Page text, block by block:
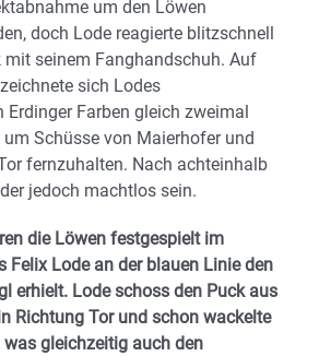
um den Löwen
doch Lode reagierte blitzschnell
mit seinem Fanghandschuh. Auf
sich Lodes
Farben gleich zweimal
um Schüsse von Maierhofer und
fernzuhalten. Nach achteinhalb
jedoch machtlos sein.
die Löwen festgespielt im
Felix Lode an der blauen Linie den
erhielt. Lode schoss den Puck aus
Richtung Tor und schon wackelte
gleichzeitig auch den